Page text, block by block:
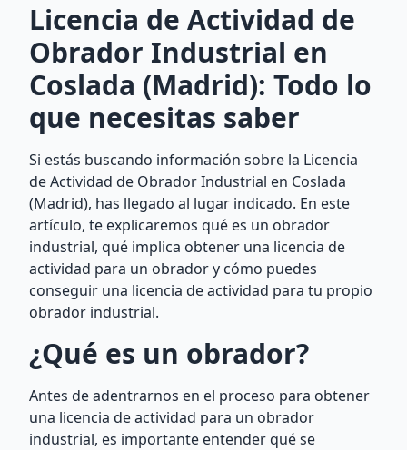
Licencia de Actividad de
Obrador Industrial en
Coslada (Madrid): Todo lo
que necesitas saber
Si estás buscando información sobre la Licencia
de Actividad de Obrador Industrial en Coslada
(Madrid), has llegado al lugar indicado. En este
artículo, te explicaremos qué es un obrador
industrial, qué implica obtener una licencia de
actividad para un obrador y cómo puedes
conseguir una licencia de actividad para tu propio
obrador industrial.
¿Qué es un obrador?
Antes de adentrarnos en el proceso para obtener
una licencia de actividad para un obrador
industrial, es importante entender qué se